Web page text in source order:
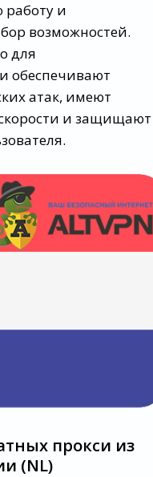
работу и
возможностей.
для
обеспечивают
атак, имеют
и защищают
прокси из
(NL)